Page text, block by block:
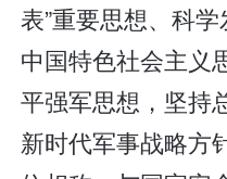
表”重要思想、科
中国特色社会主义
平强军思想，坚持
新时代军事战略方